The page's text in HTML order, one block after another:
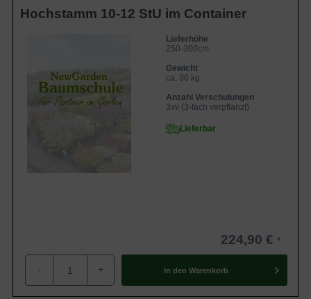
Hochstamm 10-12 StU im Container
Lieferhöhe
250-300cm
Gewicht
ca. 30 kg
Anzahl Verschulungen
3xv (3-fach verpflanzt)
Lieferbar
224,90 €
- + In den Warenkorb